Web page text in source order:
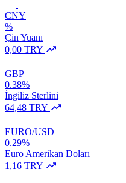
CNY
%
Çin Yuanı
0,00 TRY
GBP
0.38%
İngiliz Sterlini
64,48 TRY
EURO/USD
0.29%
Euro Amerikan Doları
1,16 TRY